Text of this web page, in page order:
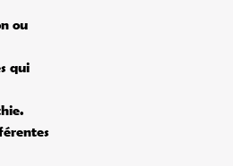
ou
qui